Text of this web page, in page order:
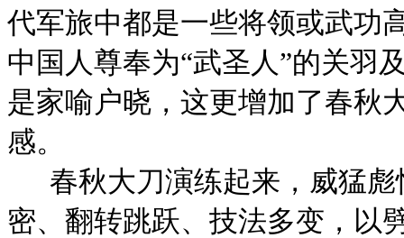
代军旅中都是一些将领或武功
中国人尊奉为“武圣人”的关羽
是家喻户晓，这更增加了春秋
感。
春秋大刀演练起来，威猛
密、翻转跳跃、技法多变，以